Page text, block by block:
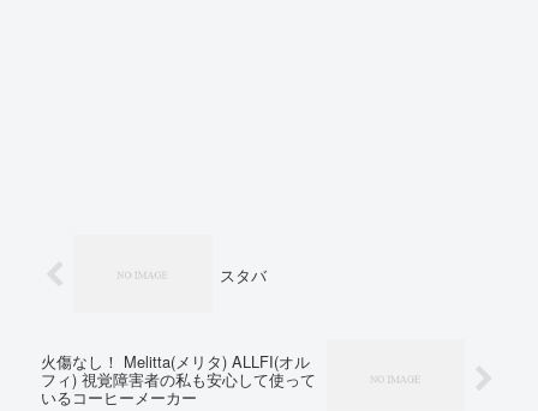
スタバ
火傷なし！ Melitta(メリタ) ALLFI(オル
フィ) 視覚障害者の私も安心して使って
いるコーヒーメーカー